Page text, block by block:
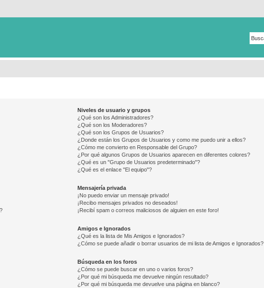
Niveles de usuario y grupos
¿Qué son los Administradores?
¿Qué son los Moderadores?
¿Qué son los Grupos de Usuarios?
¿Donde están los Grupos de Usuarios y como me puedo unir a ellos?
¿Cómo me convierto en Responsable del Grupo?
¿Por qué algunos Grupos de Usuarios aparecen en diferentes colores?
¿Qué es un "Grupo de Usuarios predeterminado"?
¿Qué es el enlace "El equipo"?
Mensajería privada
¡No puedo enviar un mensaje privado!
¡Recibo mensajes privados no deseados!
¡Recibí spam o correos maliciosos de alguien en este foro!
Amigos e Ignorados
¿Qué es la lista de Mis Amigos e Ignorados?
¿Cómo se puede añadir o borrar usuarios de mi lista de Amigos e Ignorados?
Búsqueda en los foros
¿Cómo se puede buscar en uno o varios foros?
¿Por qué mi búsqueda me devuelve ningún resultado?
¿Por qué mi búsqueda me devuelve una página en blanco?